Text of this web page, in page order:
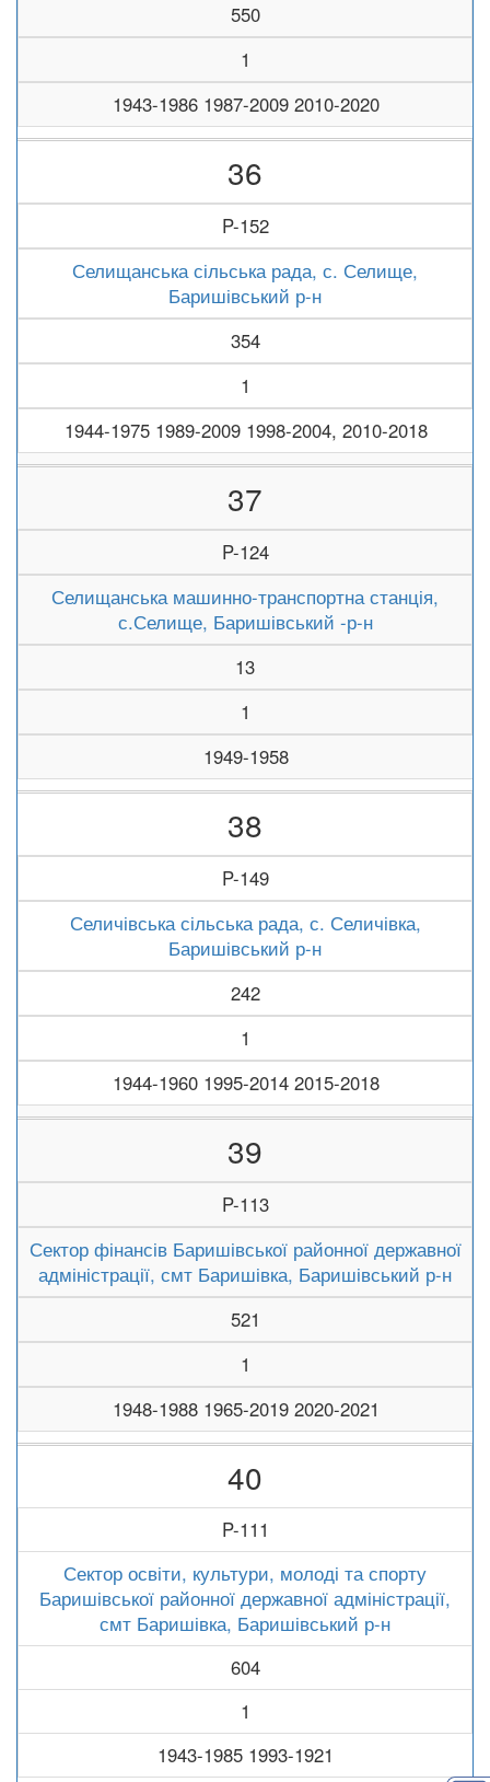
550
1
1943-1986 1987-2009 2010-2020
36
P-152
Селищанська сільська рада, с. Селище,
Баришівський р-н
354
1
1944-1975 1989-2009 1998-2004, 2010-2018
37
P-124
Селищанська машинно-транспортна станція,
с.Селище, Баришівський -р-н
13
1
1949-1958
38
P-149
Селичівська сільська рада, с. Селичівка,
Баришівський р-н
242
1
1944-1960 1995-2014 2015-2018
39
P-113
Сектор фінансів Баришівської районної державної
адміністрації, смт Баришівка, Баришівський р-н
521
1
1948-1988 1965-2019 2020-2021
40
P-111
Сектор освіти, культури, молоді та спорту
Баришівської районної державної адміністрації,
смт Баришівка, Баришівський р-н
604
1
1943-1985 1993-1921